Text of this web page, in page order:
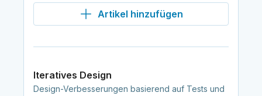
Artikel hinzufügen
Iteratives Design
Design-Verbesserungen basierend auf Tests und